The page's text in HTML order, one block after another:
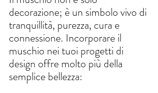
decorazione; è un simbolo vivo di
tranquillità, purezza, cura e
connessione. Incorporare il
muschio nei tuoi progetti di
design offre molto più della
semplice bellezza: